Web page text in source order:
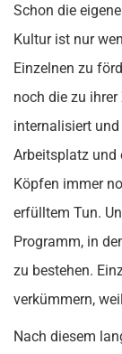
Schon die
Kultur ist nur
Einzelnen zu
noch die zu
internalisiert
Arbeitsplatz und
Köpfen immer
erfülltem Tun.
Programm, in
zu bestehen.
verkümmern,
Nach diesem